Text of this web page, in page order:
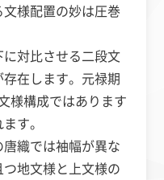
様配置の妙は圧巻
対比させる二段文
在します。元禄期
様構成ではあります
す。
織では袖幅が異な
地文様と上文様の